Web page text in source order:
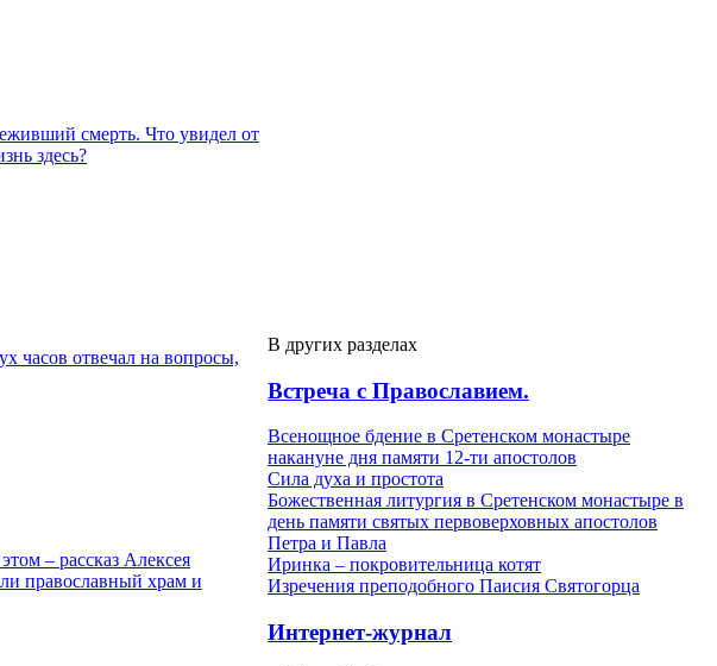
смерть. Что увидел от
здесь?
часов отвечал на вопросы,
– рассказ Алексея
православный храм и
В других разделах
Встреча с Православием.
Всенощное бдение в Сретенском монастыре
накануне дня памяти 12-ти апостолов
Сила духа и простота
Божественная литургия в Сретенском монастыре в
день памяти святых первоверховных апостолов
Петра и Павла
Иринка – покровительница котят
Изречения преподобного Паисия Святогорца
Интернет-журнал